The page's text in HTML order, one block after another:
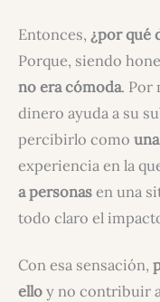
Entonces, ¿por qué
Porque, siendo
no era cómoda. Por
dinero ayuda a su
percibirlo como
experiencia en la
a personasen una
todo claro el
Con esa sensación,
elloy no contribuir